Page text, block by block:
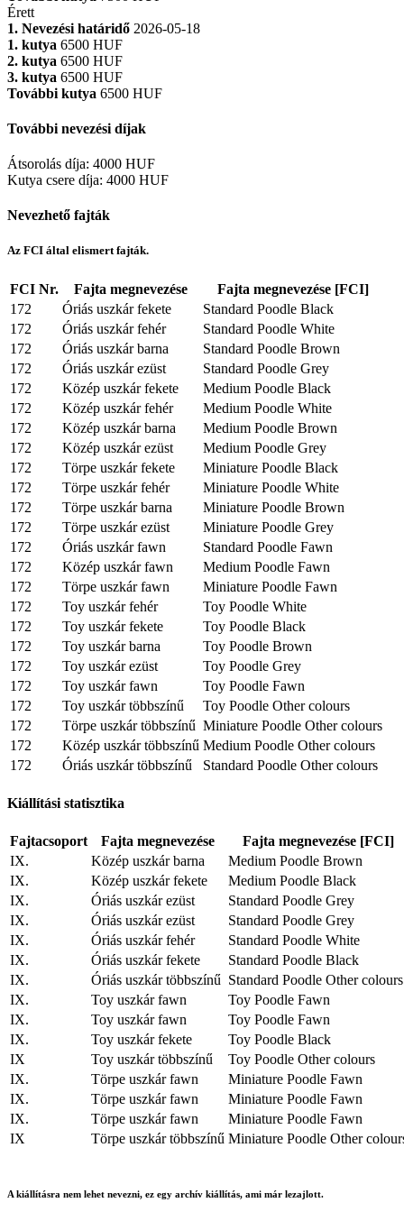
Érett
1. Nevezési határidő 2026-05-18
1. kutya 6500 HUF
2. kutya 6500 HUF
3. kutya 6500 HUF
További kutya 6500 HUF
További nevezési díjak
Átsorolás díja: 4000 HUF
Kutya csere díja: 4000 HUF
Nevezhető fajták
Az FCI által elismert fajták.
FCI Nr. Fajta megnevezése
Fajta megnevezése [FCI]
172
Óriás uszkár fekete
Standard Poodle Black
172
Óriás uszkár fehér
Standard Poodle White
172
Óriás uszkár barna
Standard Poodle Brown
172
Óriás uszkár ezüst
Standard Poodle Grey
172
Közép uszkár fekete
Medium Poodle Black
172
Közép uszkár fehér
Medium Poodle White
172
Közép uszkár barna
Medium Poodle Brown
172
Közép uszkár ezüst
Medium Poodle Grey
172
Törpe uszkár fekete
Miniature Poodle Black
172
Törpe uszkár fehér
Miniature Poodle White
172
Törpe uszkár barna
Miniature Poodle Brown
172
Törpe uszkár ezüst
Miniature Poodle Grey
172
Óriás uszkár fawn
Standard Poodle Fawn
172
Közép uszkár fawn
Medium Poodle Fawn
172
Törpe uszkár fawn
Miniature Poodle Fawn
172
Toy uszkár fehér
Toy Poodle White
172
Toy uszkár fekete
Toy Poodle Black
172
Toy uszkár barna
Toy Poodle Brown
172
Toy uszkár ezüst
Toy Poodle Grey
172
Toy uszkár fawn
Toy Poodle Fawn
172
Toy uszkár többszínű
Toy Poodle Other colours
172
Törpe uszkár többszínű Miniature Poodle Other colours
172
Közép uszkár többszínű Medium Poodle Other colours
172
Óriás uszkár többszínű Standard Poodle Other colours
Kiállítási statisztika
Fajtacsoport Fajta megnevezése
Fajta megnevezése [FCI]
IX.
Közép uszkár barna
Medium Poodle Brown
IX.
Közép uszkár fekete
Medium Poodle Black
IX.
Óriás uszkár ezüst
Standard Poodle Grey
IX.
Óriás uszkár ezüst
Standard Poodle Grey
IX.
Óriás uszkár fehér
Standard Poodle White
IX.
Óriás uszkár fekete
Standard Poodle Black
IX.
Óriás uszkár többszínű Standard Poodle Other colours
IX.
Toy uszkár fawn
Toy Poodle Fawn
IX.
Toy uszkár fawn
Toy Poodle Fawn
IX.
Toy uszkár fekete
Toy Poodle Black
IX
Toy uszkár többszínű
Toy Poodle Other colours
IX.
Törpe uszkár fawn
Miniature Poodle Fawn
IX.
Törpe uszkár fawn
Miniature Poodle Fawn
IX.
Törpe uszkár fawn
Miniature Poodle Fawn
IX
Törpe uszkár többszínű Miniature Poodle Other
A kiállításra nem lehet nevezni, ez egy archív kiállítás, ami már lezajlott.